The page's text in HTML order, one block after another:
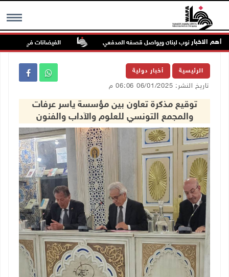
MENU أهم الاخبار
ميس الجبل جنوب لبنان ويواصل قصفه المدفعي الفيضانات في ولاية آسام
الرئيسية أخبار دولية
تاريخ النشر: 06/01/2025 06:06 م
توقيع مذكرة تعاون بين مؤسسة ياسر عرفات
والمجمع التونسي للعلوم والآداب والفنون